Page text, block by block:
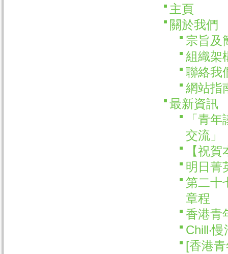
主頁
關於我們
宗旨及
組織架
聯絡我
網站指
最新資訊
「青
交流」
【祝
明日菁
第二十
章程
香港青
Chill‧
[香港